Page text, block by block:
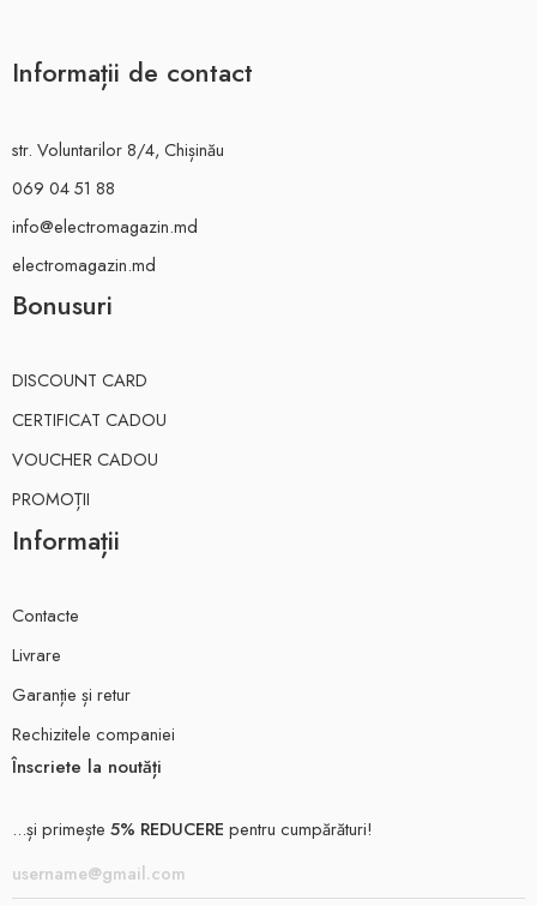
Informații de contact
str. Voluntarilor 8/4, Chișinău
069 04 51 88
info@electromagazin.md
electromagazin.md
Bonusuri
DISCOUNT CARD
CERTIFICAT CADOU
VOUCHER CADOU
PROMOȚII
Informații
Contacte
Livrare
Garanție și retur
Rechizitele companiei
Înscriete la noutăți
...și primește 5% REDUCERE pentru cumpărături!